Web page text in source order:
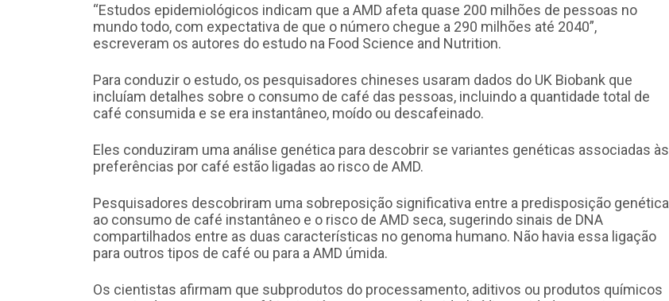
“Estudos epidemiológicos indicam que a AMD afeta quase 200 milhões de pessoas no
mundo todo, com expectativa de que o número chegue a 290 milhões até 2040”,
escreveram os autores do estudo na Food Science and Nutrition.
Para conduzir o estudo, os pesquisadores chineses usaram dados do UK Biobank que
incluíam detalhes sobre o consumo de café das pessoas, incluindo a quantidade total de
café consumida e se era instantâneo, moído ou descafeinado.
Eles conduziram uma análise genética para descobrir se variantes genéticas associadas às
preferências por café estão ligadas ao risco de AMD.
Pesquisadores descobriram uma sobreposição significativa entre a predisposição genética
ao consumo de café instantâneo e o risco de AMD seca, sugerindo sinais de DNA
compartilhados entre as duas características no genoma humano. Não havia essa ligação
para outros tipos de café ou para a AMD úmida.
Os cientistas afirmam que subprodutos do processamento, aditivos ou produtos químicos